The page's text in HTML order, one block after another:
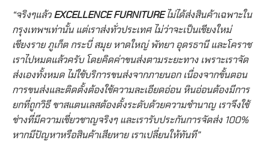
“จริงๆแล้วEXCELLENCE FURNITUREไม่ได้ส่งสินค้าเฉพาะใน
กรุงเทพฯเท่านั้น แต่เราส่งทั่วประเทศ ไม่ว่าจะเป็นเชียงใหม่
เชียงราย ภูเก็ต กระบี่ สมุย หาดใหญ่ พัทยา อุดรธานี และโคราช
เราไปหมดแล้วครับ โดยคิดค่าขนส่งตามระยะทาง เพราะเราจัด
ส่งเองทั้งหมด ไม่ใช้บริการขนส่งจากภายนอก เนื่องจากขั้นตอน
การขนส่งและติดตั้งต้องใช้ความละเอียดอ่อน หินอ่อนต้องมีการ
ยกที่ถูกวิธี ขาสแตนเลสต้องตั้งระดับด้วยความชำนาญ เราจึงใช้
ช่างที่มีความเชี่ยวชาญจริงๆ และเรารับประกันการจัดส่ง 100%
หากมีปัญหาหรือสินค้าเสียหาย เราเปลี่ยนให้ทันที”